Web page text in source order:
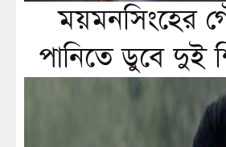
ময়মনসিংহের
পানিতে ডুবে দুই